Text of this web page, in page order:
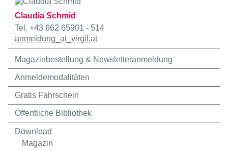
Claudia Schmid
Tel. +43 662 65901 - 514
anmeldung _at_virgil.at
Magazinbestellung & Newsletteranmeldung
Anmeldemodalitäten
Gratis Fahrschein
Öffentliche Bibliothek
Download
Magazin